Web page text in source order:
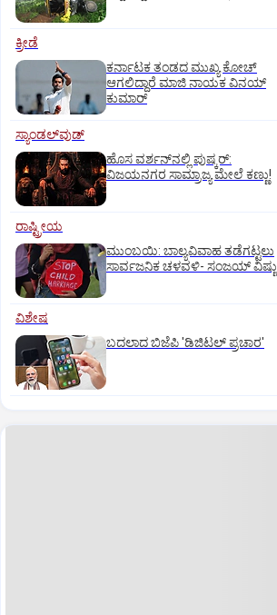
ಕ್ರೀಡೆ
ಕರ್ನಾಟಕ ತಂಡದ ಮುಖ್ಯ ಕೋಚ್‌
ಆಗಲಿದ್ದಾರೆ ಮಾಜಿ ನಾಯಕ ವಿನಯ್‌
ಕುಮಾರ್
ಸ್ಯಾಂಡಲ್‌ವುಡ್‌
ಹೊಸ ವರ್ಶನ್‌ನಲ್ಲಿ ಪುಷ್ಕರ್‌:
ವಿಜಯನಗರ ಸಾಮ್ರಾಜ್ಯ ಮೇಲೆ ಕಣ್ಣು!
ರಾಷ್ಟ್ರೀಯ
ಮುಂಬಯಿ: ಬಾಲ್ಯವಿವಾಹ ತಡೆಗಟ್ಟಲು
ಸಾರ್ವಜನಿಕ ಚಳವಳಿ- ಸಂಜಯ್‌ ವಿಷ್ಣು
ವಿಶೇಷ
ಬದಲಾದ ಬಿಜೆಪಿ 'ಡಿಜಿಟಲ್‌ ಪ್ರಚಾರ'